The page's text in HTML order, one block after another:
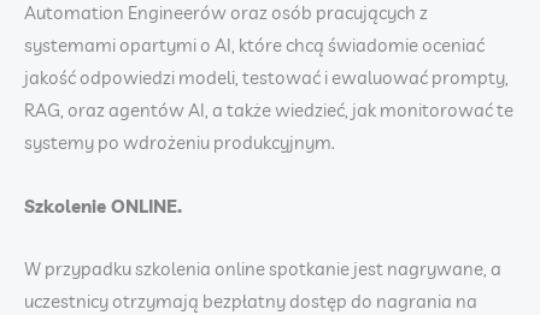
Automation Engineerów oraz osób pracujących z
systemami opartymi o AI, które chcą świadomie oceniać
jakość odpowiedzi modeli, testować i ewaluować prompty,
RAG, oraz agentów AI, a także wiedzieć, jak monitorować te
systemy po wdrożeniu produkcyjnym.
Szkolenie ONLINE.
W przypadku szkolenia online spotkanie jest nagrywane, a
uczestnicy otrzymają bezpłatny dostęp do nagrania na